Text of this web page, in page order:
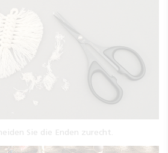
Sie die Enden zurecht.